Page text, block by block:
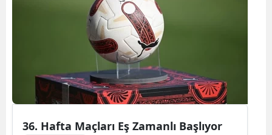
36. Hafta Maçları Eş Zamanlı Başlıyor